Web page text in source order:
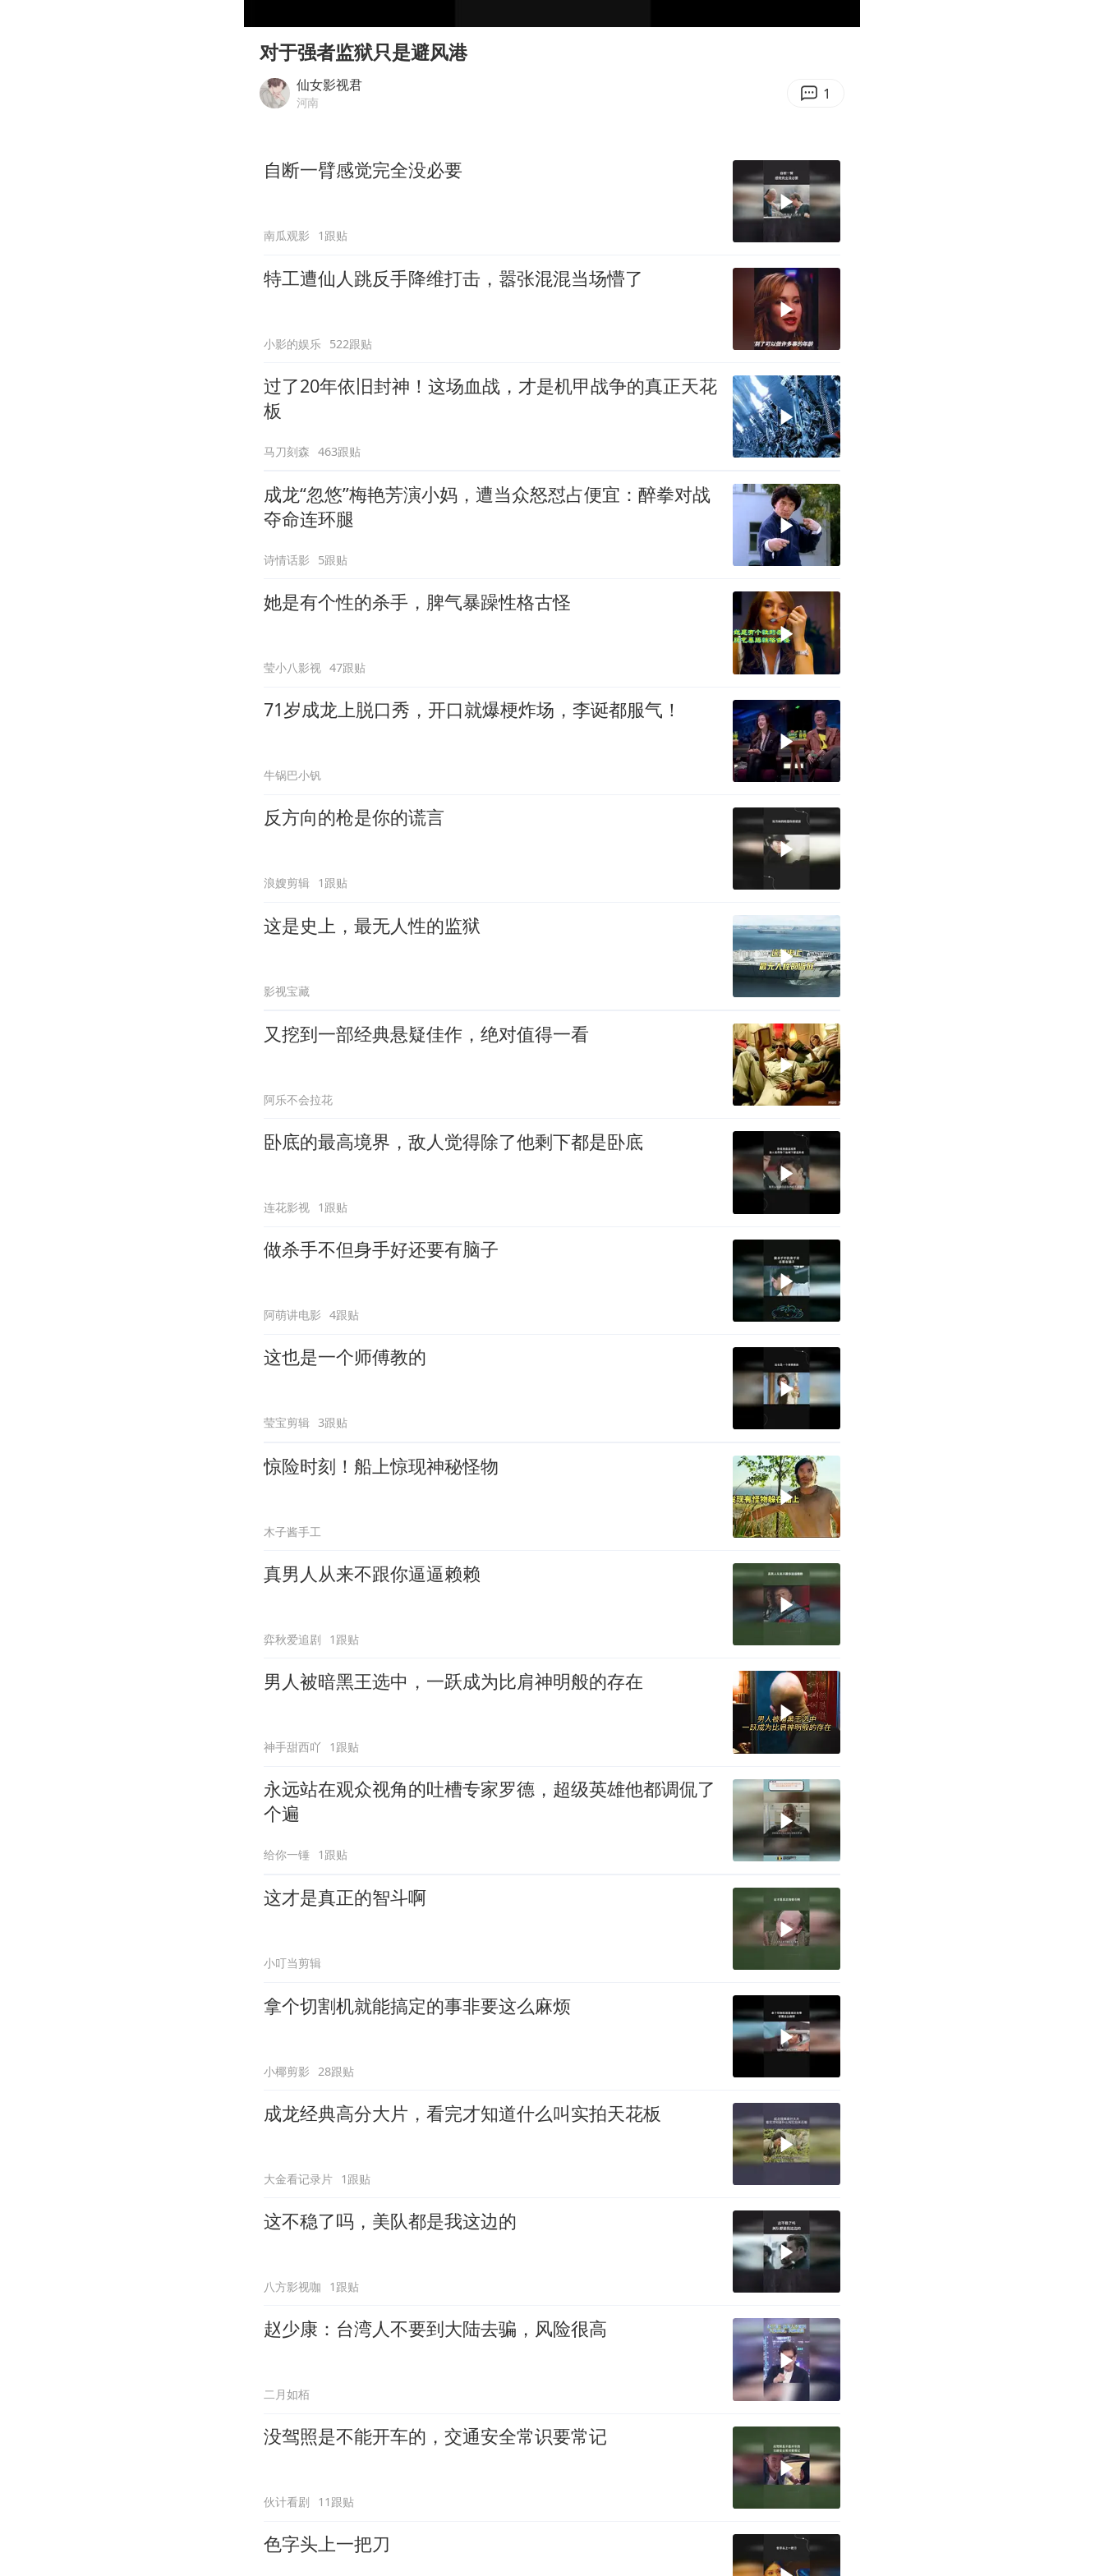
银行午休1.5小时 留个窗口行不行
日本籍女网红在韩直播时自杀身亡
小伙靠AI减肥 45天瘦40斤进了ICU
对于强者监狱只是避风港
仙女影视君
河南 1
自断一臂感觉完全没必要
南瓜观影 1跟贴
特工遭仙人跳反手降维打击，嚣张混混当场懵了
小影的娱乐 522跟贴
过了20年依旧封神！这场血战，才是机甲战争的真正天花
板
马刀刻森 463跟贴
成龙“忽悠”梅艳芳演小妈，遭当众怒怼占便宜：醉拳对战
夺命连环腿
诗情话影 5跟贴
她是有个性的杀手，脾气暴躁性格古怪
莹小八影视 47跟贴
71岁成龙上脱口秀，开口就爆梗炸场，李诞都服气！
牛锅巴小钒
反方向的枪是你的谎言
浪嫂剪辑 1跟贴
这是史上，最无人性的监狱
影视宝藏
又挖到一部经典悬疑佳作，绝对值得一看
阿乐不会拉花
卧底的最高境界，敌人觉得除了他剩下都是卧底
连花影视 1跟贴
做杀手不但身手好还要有脑子
阿萌讲电影 4跟贴
这也是一个师傅教的
莹宝剪辑 3跟贴
惊险时刻！船上惊现神秘怪物
木子酱手工
真男人从来不跟你逼逼赖赖
弈秋爱追剧 1跟贴
男人被暗黑王选中，一跃成为比肩神明般的存在
神手甜西吖 1跟贴
永远站在观众视角的吐槽专家罗德，超级英雄他都调侃了
个遍
给你一锤 1跟贴
这才是真正的智斗啊
小叮当剪辑
拿个切割机就能搞定的事非要这么麻烦
小椰剪影 28跟贴
成龙经典高分大片，看完才知道什么叫实拍天花板
大金看记录片 1跟贴
这不稳了吗，美队都是我这边的
八方影视咖 1跟贴
赵少康：台湾人不要到大陆去骗，风险很高
二月如栢
没驾照是不能开车的，交通安全常识要常记
伙计看剧 11跟贴
色字头上一把刀